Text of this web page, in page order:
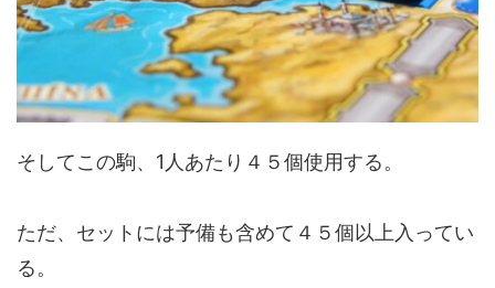
そしてこの駒、1人あたり４５個使用する。
ただ、セットには予備も含めて４５個以上入ってい
る。